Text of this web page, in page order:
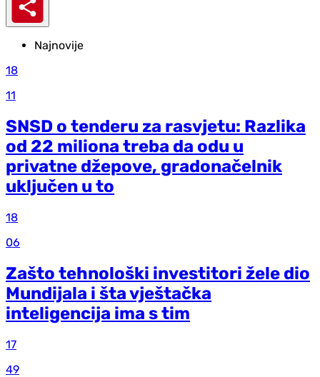
Najnovije
18
11
SNSD o tenderu za rasvjetu: Razlika
od 22 miliona treba da odu u
privatne džepove, gradonačelnik
uključen u to
18
06
Zašto tehnološki investitori žele dio
Mundijala i šta vještačka
inteligencija ima s tim
17
49